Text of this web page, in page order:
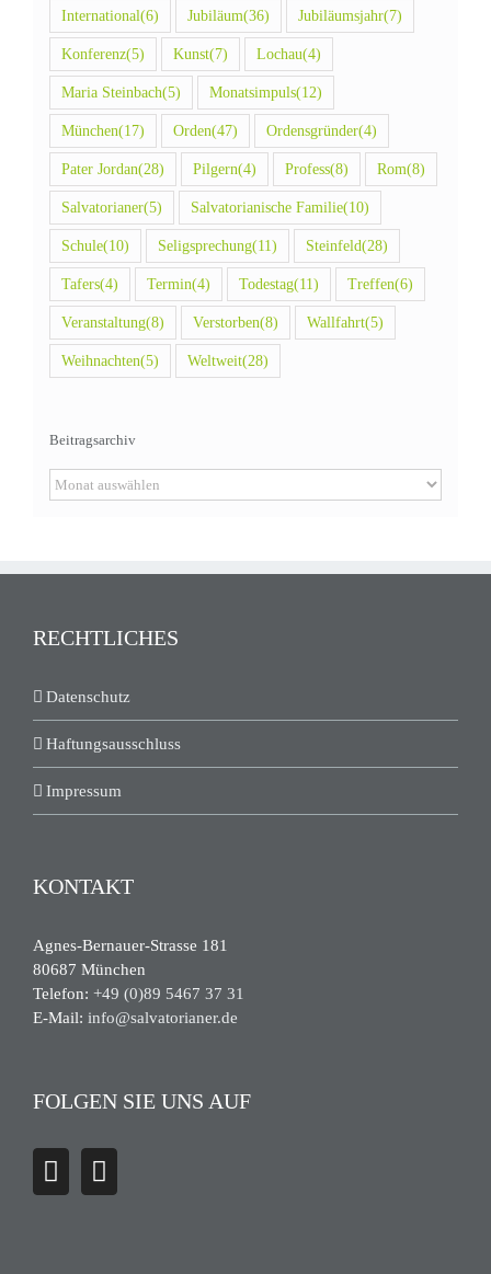
International(6) Jubiläum(36) Jubiläumsjahr(7)
Konferenz(5) Kunst(7) Lochau(4)
Maria Steinbach(5) Monatsimpuls(12)
München(17) Orden(47) Ordensgründer(4)
Pater Jordan(28) Pilgern(4) Profess(8) Rom(8)
Salvatorianer(5) Salvatorianische Familie(10)
Schule(10) Seligsprechung(11) Steinfeld(28)
Tafers(4) Termin(4) Todestag(11) Treffen(6)
Veranstaltung(8) Verstorben(8) Wallfahrt(5)
Weihnachten(5) Weltweit(28)
Beitragsarchiv
Beitragsarchiv
RECHTLICHES
Datenschutz
Haftungsausschluss
Impressum
KONTAKT
Agnes-Bernauer-Strasse 181
80687 München
Telefon: +49 (0)89 5467 37 31
E-Mail: info@salvatorianer.de
FOLGEN SIE UNS AUF